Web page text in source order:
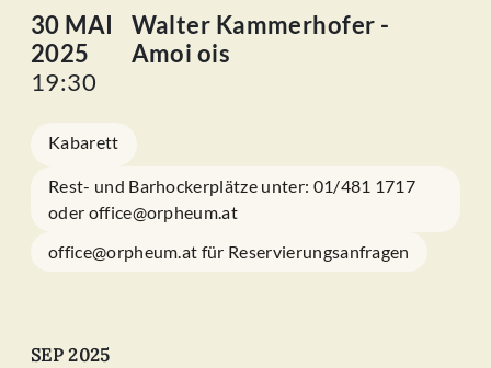
30 MAI
2025
19:30
Walter Kammerhofer -
Amoi ois
Kabarett
Rest- und Barhockerplätze unter: 01/481 1717
oder office@orpheum.at
office@orpheum.at für Reservierungsanfragen
SEP 2025